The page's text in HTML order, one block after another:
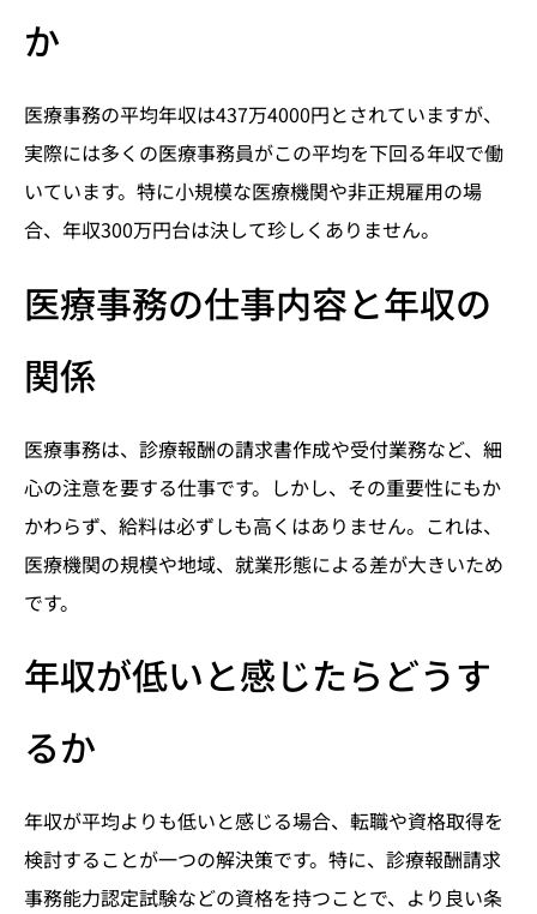
か
医療事務の平均年収は437万4000円とされていますが、
実際には多くの医療事務員がこの平均を下回る年収で働
いています。特に小規模な医療機関や非正規雇用の場
合、年収300万円台は決して珍しくありません。
医療事務の仕事内容と年収の
関係
医療事務は、診療報酬の請求書作成や受付業務など、細
心の注意を要する仕事です。しかし、その重要性にもか
かわらず、給料は必ずしも高くはありません。これは、
医療機関の規模や地域、就業形態による差が大きいため
です。
年収が低いと感じたらどうす
るか
年収が平均よりも低いと感じる場合、転職や資格取得を
検討することが一つの解決策です。特に、診療報酬請求
事務能力認定試験などの資格を持つことで、より良い条